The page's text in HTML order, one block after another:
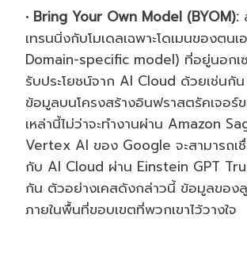
Bring Your Own Model (BYOM):
เทรนนิ่งกับโมเดลเฉพาะโดเมนของตน
Domain-specific model) ที่อยู่นอกเ
รับประโยชน์จาก AI Cloud ด้วยเช่นกั
ข้อมูลบนโครงสร้างอินฟราสตรัคเจอร์
เหล่านี้ไม่ว่าจะทำงานผ่าน Amazon
Vertex AI ของ Google จะสามารถเ
กับ AI Cloud ผ่าน Einstein GPT
กัน ตัวอย่างเคสดังกล่าวนี้ ข้อมูลของ
ภายในพื้นที่ขอบเขตที่พวกเขาไว้วางใจ